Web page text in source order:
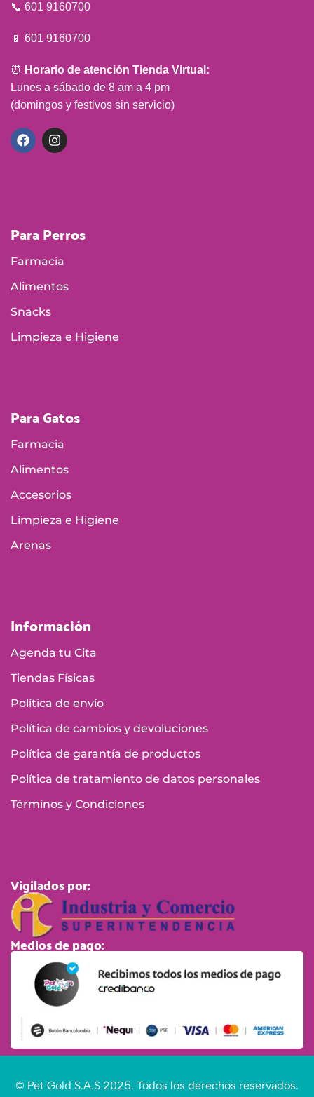
📞 601 9160700
📱 601 9160700
⏰ Horario de atención Tienda Virtual:
Lunes a sábado de 8 am a 4 pm
(domingos y festivos sin servicio)
Para Perros
Farmacia
Alimentos
Snacks
Limpieza e Higiene
Para Gatos
Farmacia
Alimentos
Accesorios
Limpieza e Higiene
Arenas
Información
Agenda tu Cita
Tiendas Físicas
Política de envío
Política de cambios y devoluciones
Política de garantía de productos
Política de tratamiento de datos personales
Términos y Condiciones
Vigilados por:
Medios de pago:
© Pet Gold S.A.S 2025. Todos los derechos reservados.